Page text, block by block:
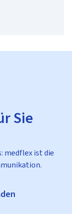
Sie
medflex ist die